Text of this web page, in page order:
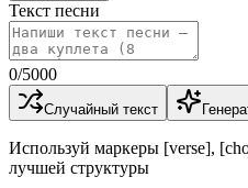
Текст песни
0/5000
Случайный текст
Используй маркеры [verse],
лучшей структуры